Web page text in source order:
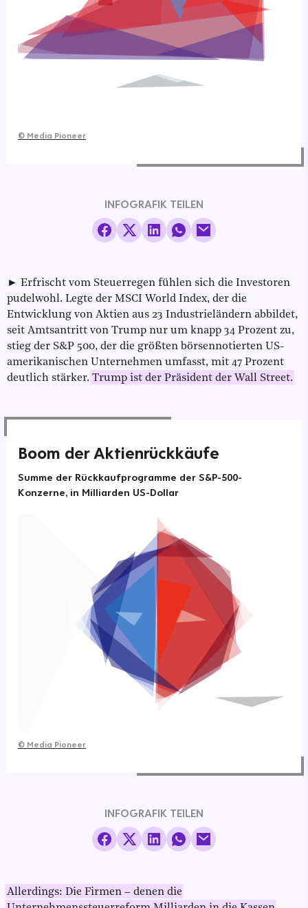
© Media Pioneer
INFOGRAFIK TEILEN
► Erfrischt vom Steuerregen fühlen sich die Investoren
pudelwohl. Legte der MSCI World Index, der die
Entwicklung von Aktien aus 23 Industrieländern abbildet,
seit Amtsantritt von Trump nur um knapp 34 Prozent zu,
stieg der S&P 500, der die größten börsennotierten US-
amerikanischen Unternehmen umfasst, mit 47 Prozent
deutlich stärker. Trump ist der Präsident der Wall Street.
Boom der Aktienrückkäufe
Summe der Rückkaufprogramme der S&P-500-
Konzerne, in Milliarden US-Dollar
© Media Pioneer
INFOGRAFIK TEILEN
Allerdings: Die Firmen – denen die